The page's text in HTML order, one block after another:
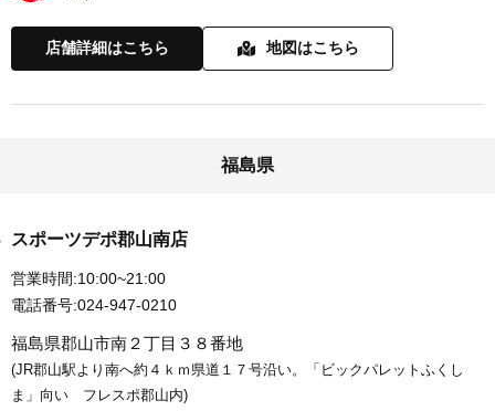
店舗詳細はこちら 地図はこちら
福島県
スポーツデポ郡山南店
営業時間:10:00~21:00
電話番号:024-947-0210
福島県郡山市南２丁目３８番地
(JR郡山駅より南へ約４ｋｍ県道１７号沿い。「ビックパレットふくし
ま」向い フレスポ郡山内)